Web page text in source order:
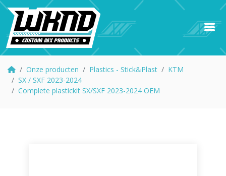
Onze producten Plastics - Stick&Plast
KTM
SX / SXF 2023-2024
Complete plastickit SX/SXF 2023-2024 OEM